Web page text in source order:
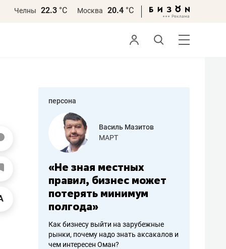
Челны 22.3 °С Москва 20.4 °С
персона
работа
Василь Мазитов
МАРТ
«Не зная местных
правил, бизнес может
потерять минимум
полгода»
Как бизнесу выйти на зарубежные
рынки, почему надо знать аксакалов и
чем интересен Оман?